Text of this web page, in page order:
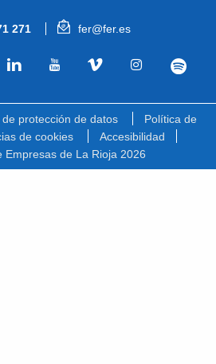
271 fer@fer.es
de protección de datos
Política de
de cookies
Accesibilidad
Empresas de La Rioja 2026